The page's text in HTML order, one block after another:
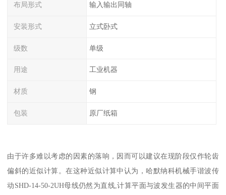
布局形式 输入输出同轴
安装形式 立式卧式
级数 单级
用途 工业机器
材质 钢
包装 原厂纸箱
由于许多难以考虑的因素的落响，因而可以建议在现阶段仅作轮齿
偏斜的近似计算。在这种近似计算中认为，哈默纳科机械手谐波传
动SHD-14-50-2UH母线仍然为直线,计算平面与波发生器的中间平面